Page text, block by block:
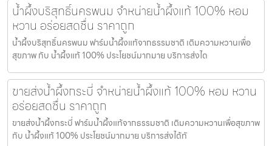
น้ำผึ้งบริสุทธิ์นครพนม จำหน่ายน้ำผึ้งแท้ 100% หอม
หวาน อร่อยสดชื่น ราคาถูก
น้ำผึ้งบริสุทธิ์นครพนม ฟาร์มน้ำผึ้งแท้จากธรรมชาติ เติมความหวานเพื่อ
สุขภาพ กับ น้ำผึ้งแท้ 100% ประโยชน์มากมาย บริการส่งได
ขายส่งน้ำผึ้งกระบี่ จำหน่ายน้ำผึ้งแท้ 100% หอม หวาน
อร่อยสดชื่น ราคาถูก
ขายส่งน้ำผึ้งกระบี่ ฟาร์มน้ำผึ้งแท้จากธรรมชาติ เติมความหวานเพื่อสุขภาพ
กับ น้ำผึ้งแท้ 100% ประโยชน์มากมาย บริการส่งได้ทั